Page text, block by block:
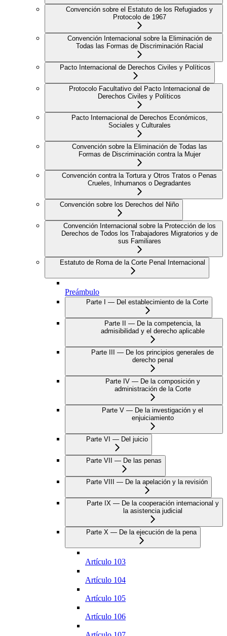
Convención sobre el Estatuto de los Refugiados y
Protocolo de 1967
Convención Internacional sobre la Eliminación de
Todas las Formas de Discriminación Racial
Pacto Internacional de Derechos Civiles y Políticos
Protocolo Facultativo del Pacto Internacional de
Derechos Civiles y Políticos
Pacto Internacional de Derechos Económicos,
Sociales y Culturales
Convención sobre la Eliminación de Todas las
Formas de Discriminación contra la Mujer
Convención contra la Tortura y Otros Tratos o Penas
Crueles, Inhumanos o Degradantes
Convención sobre los Derechos del Niño
Convención Internacional sobre la Protección de los
Derechos de Todos los Trabajadores Migratorios y de
sus Familiares
Estatuto de Roma de la Corte Penal Internacional
Preámbulo
Parte I — Del establecimiento de la Corte
Parte II — De la competencia, la
admisibilidad y el derecho aplicable
Parte III — De los principios generales de
derecho penal
Parte IV — De la composición y
administración de la Corte
Parte V — De la investigación y el
enjuiciamiento
Parte VI — Del juicio
Parte VII — De las penas
Parte VIII — De la apelación y la revisión
Parte IX — De la cooperación internacional y
la asistencia judicial
Parte X — De la ejecución de la pena
Artículo 103
Artículo 104
Artículo 105
Artículo 106